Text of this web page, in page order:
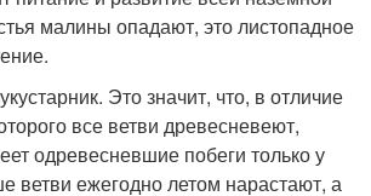
малины опадают, это листопадное
Это значит, что, в отличие
все ветви древесневеют,
одревесневшие побеги только у
ветви ежегодно летом нарастают, а